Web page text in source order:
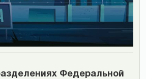
Федеральной